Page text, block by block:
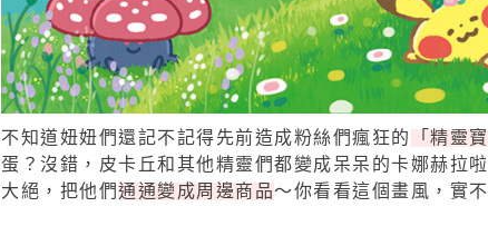
不知道妞妞們還記不記得先前造成粉絲們瘋狂的 「精靈
蛋？沒錯，皮卡丘和其他精靈們都變成呆呆的卡娜赫拉
大絕，把他們通通變成周邊商品～你看看這個畫風，實